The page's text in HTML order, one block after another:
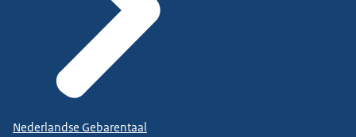
Nederlandse Gebarentaal